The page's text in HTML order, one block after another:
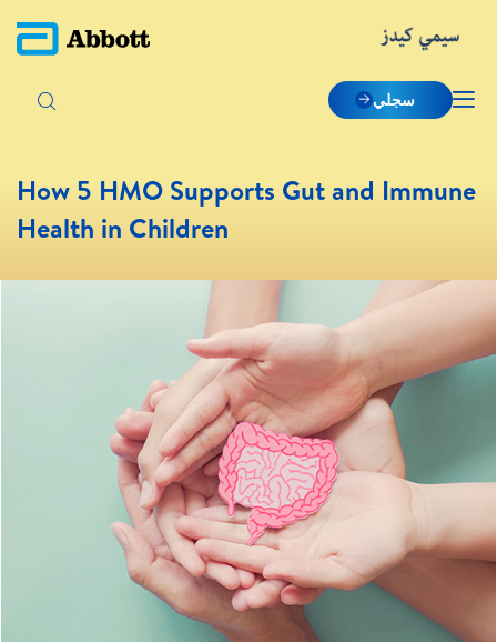
How 5 HMO Supports Gut
Health in Children